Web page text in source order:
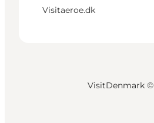
Visitaeroe.dk
VisitDenmark ©